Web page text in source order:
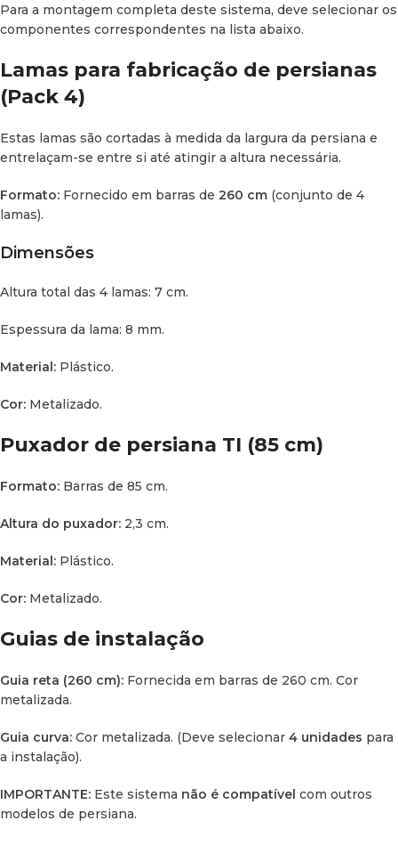
para a instalação).
modelos de persiana.
Para a montagem completa deste sistema, deve selecionar os
componentes correspondentes na lista abaixo.
Lamas para fabricação de persianas
(Pack 4)
Estas lamas são cortadas à medida da largura da persiana e
entrelaçam-se entre si até atingir a altura necessária.
Formato: Fornecido em barras de 260 cm (conjunto de 4
lamas).
Dimensões
Altura total das 4 lamas: 7 cm.
Espessura da lama: 8 mm.
Material: Plástico.
Cor: Metalizado.
Puxador de persiana TI (85 cm)
Formato: Barras de 85 cm.
Altura do puxador: 2,3 cm.
Material: Plástico.
Cor: Metalizado.
Guias de instalação
Guia reta (260 cm): Fornecida em barras de 260 cm. Cor
metalizada.
Guia curva: Cor metalizada. (Deve selecionar 4 unidades para
a instalação).
IMPORTANTE: Este sistema não é compatível com outros
modelos de persiana.